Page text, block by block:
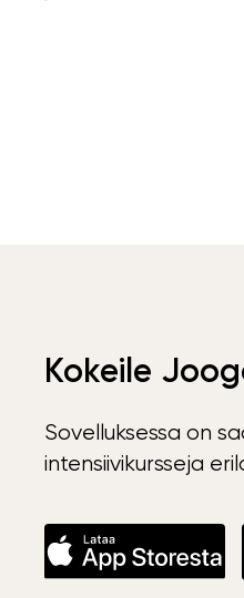
Kokeile
Sovelluksessa on
intensiivikursseja